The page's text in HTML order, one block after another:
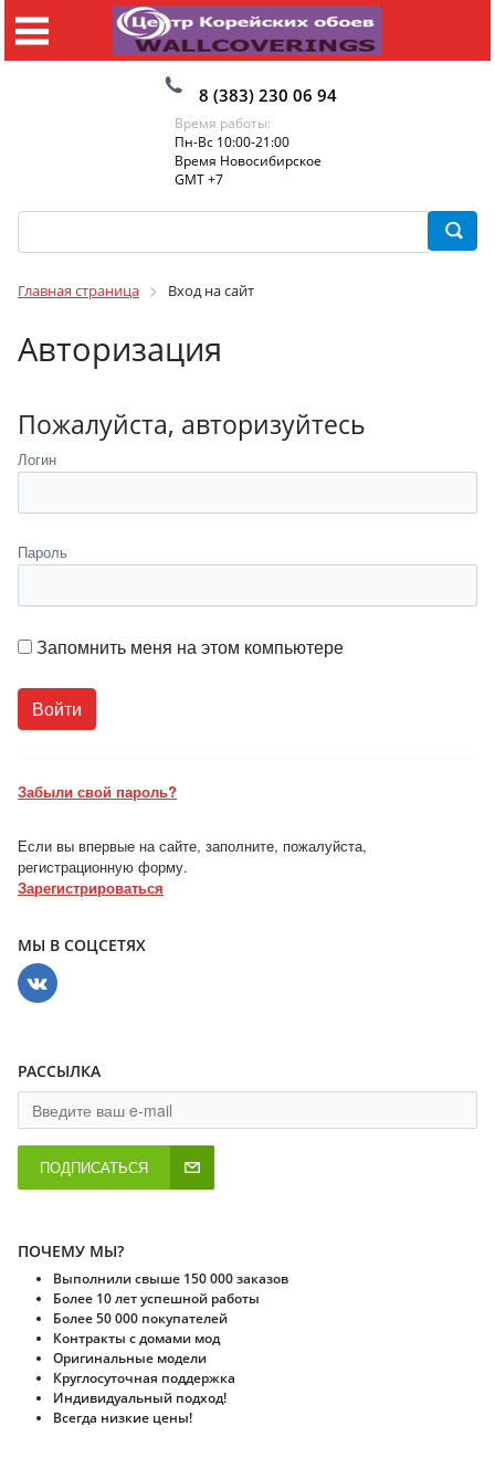
8 (383) 230 06 94
Время работы:
Пн-Вс 10:00-21:00
Время Новосибирское
GMT +7
Главная страница Вход на сайт
Авторизация
Пожалуйста, авторизуйтесь
Логин
Пароль
Запомнить меня на этом компьютере
Забыли свой пароль?
Если вы впервые на сайте, заполните, пожалуйста,
регистрационную форму.
Зарегистрироваться
МЫ В СОЦСЕТЯХ
РАССЫЛКА
ПОДПИСАТЬСЯ
ПОЧЕМУ МЫ?
Выполнили свыше 150 000 заказов
Более 10 лет успешной работы
Более 50 000 покупателей
Контракты с домами мод
Оригинальные модели
Круглосуточная поддержка
Индивидуальный подход!
Всегда низкие цены!